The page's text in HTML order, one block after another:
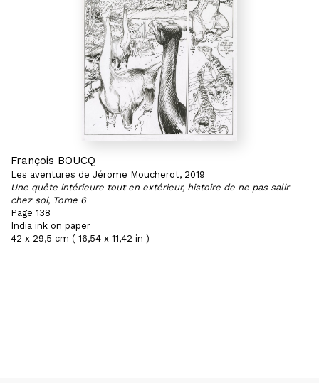
François BOUCQ
Les aventures de Jérome Moucherot, 2019
Une quête intérieure tout en extérieur, histoire de ne pas salir
chez soi, Tome 6
Page 138
India ink on paper
42 x 29,5 cm ( 16,54 x 11,42 in )